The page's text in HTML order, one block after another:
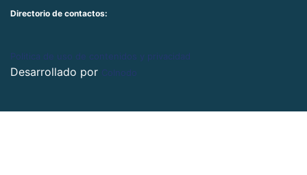
Directorio de contactos:
Politica de uso de contenidos y privacidad
Desarrollado por Colnodo